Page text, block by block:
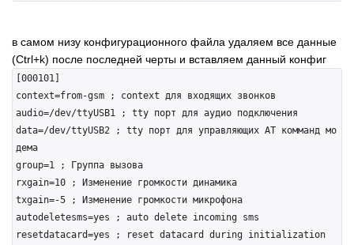
в самом низу конфигурационного файла удаляем все данные
(Ctrl+k) после последней черты и вставляем данный конфиг
[000101]
context=from-gsm ; context для входящих звонков
audio=/dev/ttyUSB1 ; tty порт для аудио подключения
data=/dev/ttyUSB2 ; tty порт для управляющих AT комманд мо
дема
group=1 ; Группа вызова
rxgain=10 ; Изменение громкости динамика
txgain=-5 ; Изменение громкости микрофона
autodeletesms=yes ; auto delete incoming sms
resetdatacard=yes ; reset datacard during initialization